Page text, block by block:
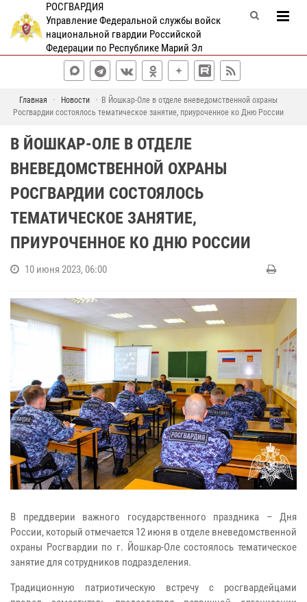
РОСГВАРДИЯ
Управление Федеральной службы войск
национальной гвардии Российской
Федерации по Республике Марий Эл
Главная Новости
В Йошкар-Оле в отделе вневедомственной охраны
Росгвардии состоялось тематическое занятие, приуроченное ко Дню России
В ЙОШКАР-ОЛЕ В ОТДЕЛЕ
ВНЕВЕДОМСТВЕННОЙ ОХРАНЫ
РОСГВАРДИИ СОСТОЯЛОСЬ
ТЕМАТИЧЕСКОЕ ЗАНЯТИЕ,
ПРИУРОЧЕННОЕ КО ДНЮ РОССИИ
10 июня 2023, 06:00
В преддверии важного государственного праздника – Дня
России, который отмечается 12 июня в отделе вневедомственной
охраны Росгвардии по г. Йошкар-Оле состоялось тематическое
занятие для сотрудников подразделения.
Традиционную патриотическую встречу с росгвардейцами